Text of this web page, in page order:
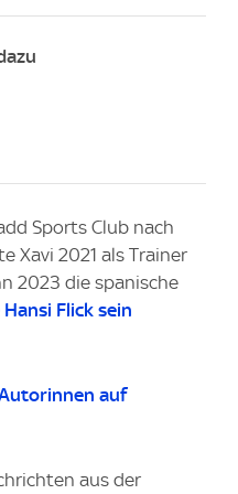
Sports Club nach
Xavi 2021 als Trainer
2023 die spanische
Flick sein
auf
aus der